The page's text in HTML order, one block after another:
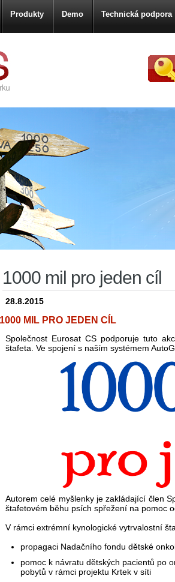
Produkty Demo Technická podpora
1000 mil pro jeden cíl
28.8.2015
1000 MIL PRO JEDEN CÍL
Společnost Eurosat CS podporuje tuto
štafeta. Ve spojení s naším systémem
Autorem celé myšlenky je zakládající člen
štafetovém běhu psích spřežení na pomoc
V rámci extrémní kynologické vytrvalostní
propagaci Nadačního fondu dětské
pomoc k návratu dětských pacientů po
pobytů v rámci projektu Krtek v síti